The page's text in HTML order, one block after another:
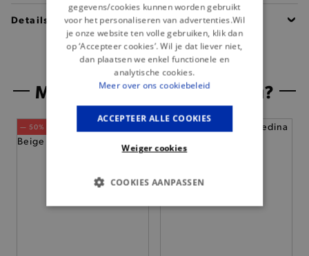
Details
Misschien is dit iets voor jou?
— 50% *
gegevens/cookies kunnen worden gebruikt
voor het personaliseren van advertenties.Wil
je onze website ten volle gebruiken, klik dan
op ‘Accepteer cookies’. Wil je dat liever niet,
dan plaatsen we enkel functionele en
analytische cookies.
Meer over ons cookiebeleid
ACCEPTEER ALLE COOKIES
Weiger cookies
COOKIES AANPASSEN
BASIS COOKIES